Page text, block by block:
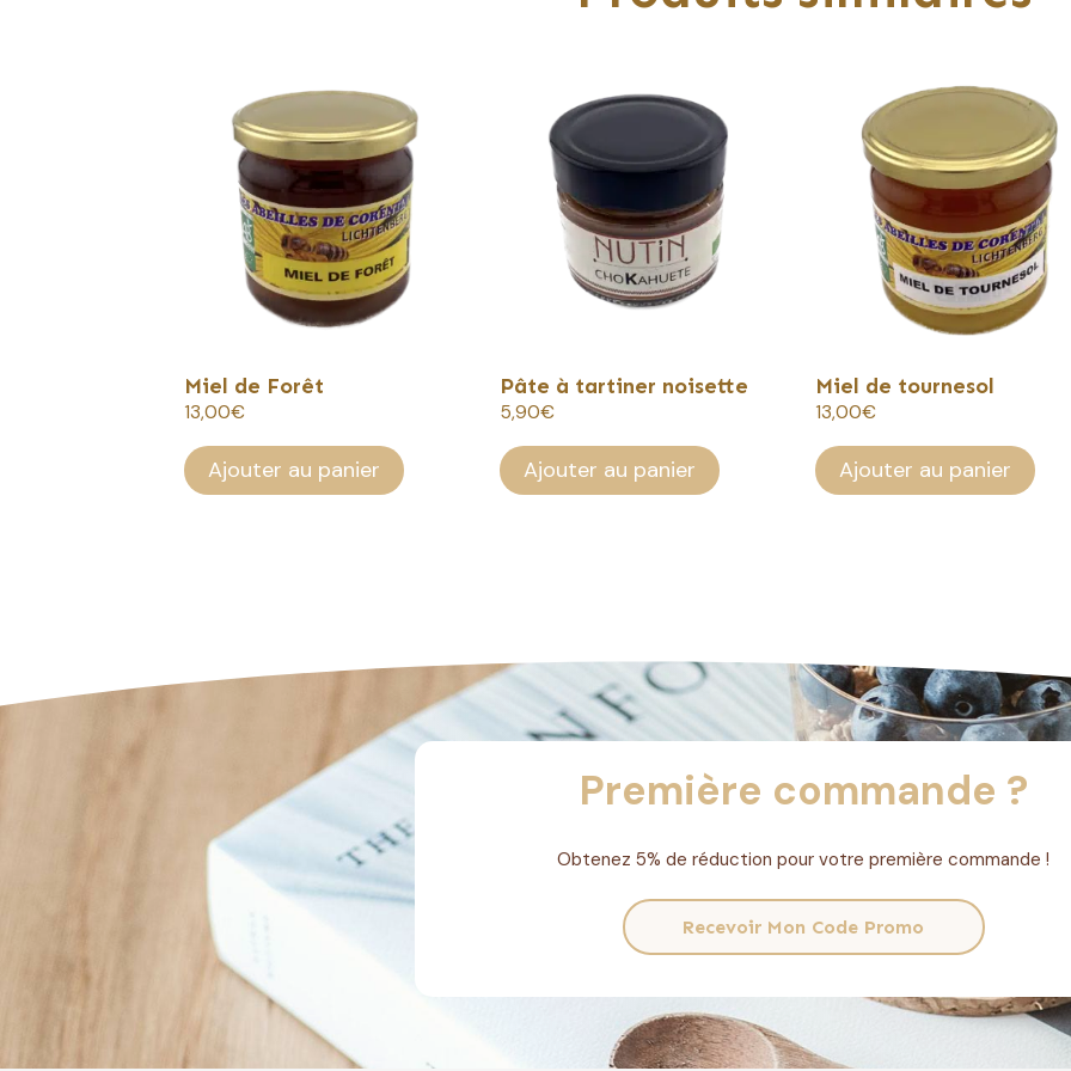
Miel de Forêt
13,00€
Ajouter au panier
Pâte à tartiner noisette
5,90€
Ajouter au panier
Miel de tournesol
13,00€
Ajouter au panier
Première commande ?
Obtenez 5% de réduction pour votre première commande !
Recevoir Mon Code Promo